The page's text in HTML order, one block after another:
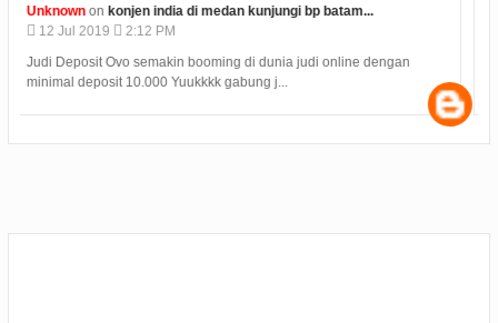
Anonymous onpolres karimun memberikan kue ulang...
09 Jul 2019
4:08 PM
Hasil Seleksi Bersama Perguruan Tinggi SBMPTN 2019 diumumkan
pada Selasa (9/7) pukul 15.00 WIB. Samp...